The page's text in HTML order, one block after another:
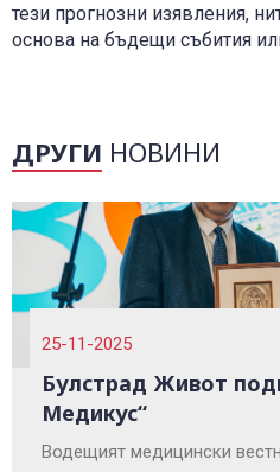
тези прогнозни изявления,
основа на бъдещи събития
ДРУГИ НОВИНИ
25-11-2025
Булстрад Живот
Медикус“
Водещият медицински